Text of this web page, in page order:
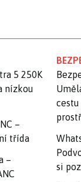
5 250K
nízkou
–
třída
–
si